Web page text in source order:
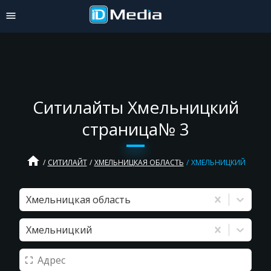
Ситилайты Хмельницкий
страница№ 3
home СИТИЛАЙТ ХМЕЛЬНИЦКАЯ ОБЛАСТЬ ХМЕЛЬНИЦКИЙ
Хмельницкая область
Хмельницкий